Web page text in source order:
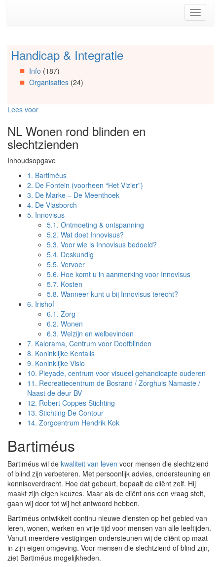
(Accesskey
Toggle
Spring
Artikels
Spring
Spring
Organisaties
Spring
Social
media
Handicap & Integratie
Info (187)
Organisaties(24)
Lees voor
NL Wonen rond blinden en
slechtzienden
Inhoudsopgave
1. Bartiméus
2. De Fontein (voorheen “Het Vizier”)
3. De Marke – De Meenthoek
4. De Vlasborch
5. Innovisus
5.1. Ontmoeting & ontspanning
5.2. Wat doet Innovisus?
5.3. Voor wie is Innovisus bedoeld?
5.4. Deskundig
5.5. Vervoer
5.6. Hoe komt u in aanmerking voor Innovisus
5.7. Kosten
5.8. Wanneer kunt u bij Innovisus terecht?
6. Irishof
6.1. Zorg
6.2. Wonen
6.3. Welzijn en welbevinden
7. Kalorama, Centrum voor Doofblinden
8. Koninklijke Kentalis
9. Koninklijke Visio
10. Pleyade, centrum voor visueel gehandicapte ouderen
11. Recreatiecentrum de Bosrand / Zorghuis Namaste /
Naast de deur BV
12. Robert Coppes Stichting
13. Stichting De Contour
14. Zorgcentrum Hendrik Kok
Bartiméus
Bartiméus wil de kwaliteit van leven voor mensen die slechtziend
of blind zijn verbeteren. Met persoonlijk advies, ondersteuning en
kennisoverdracht. Hoe dat gebeurt, bepaalt de cliënt zelf. Hij
maakt zijn eigen keuzes. Maar als de cliënt ons een vraag stelt,
gaan wij door tot wij het antwoord hebben.
Bartiméus ontwikkelt continu nieuwe diensten op het gebied van
leren, wonen, werken en vrije tijd voor mensen van alle leeftijden.
Vanuit meerdere vestigingen ondersteunen wij de cliënt op maat
in zijn eigen omgeving. Voor mensen die slechtziend of blind zijn,
ziet Bartiméus mogelijkheden.